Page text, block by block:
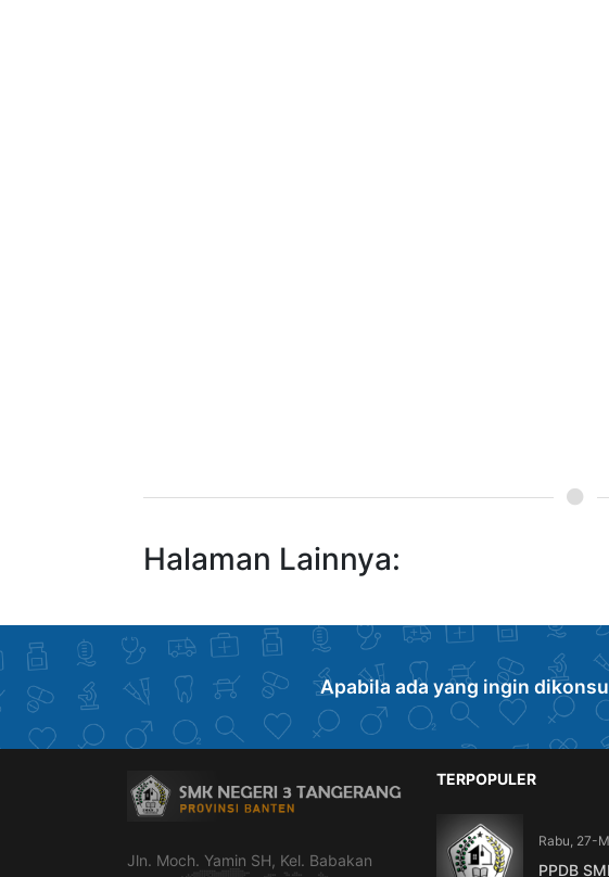
Halaman Lainnya:
Apabila ada yang ingin
Jln. Moch. Yamin SH, Kel. Babakan
TERPOPULER
Rabu, 27-
PPDB